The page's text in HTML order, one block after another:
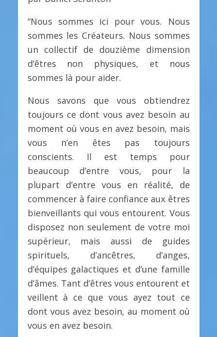
“Nous sommes ici pour vous. Nous
sommes les Créateurs. Nous sommes
un collectif de douzième dimension
d’êtres non physiques, et nous
sommes là pour aider.
Nous savons que vous obtiendrez
toujours ce dont vous avez besoin au
moment où vous en avez besoin, mais
vous n’en êtes pas toujours
conscients. Il est temps pour
beaucoup d’entre vous, pour la
plupart d’entre vous en réalité, de
commencer à faire confiance aux êtres
bienveillants qui vous entourent. Vous
disposez non seulement de votre moi
supérieur, mais aussi de guides
spirituels, d’ancêtres, d’anges,
d’équipes galactiques et d’une famille
d’âmes. Tant d’êtres vous entourent et
veillent à ce que vous ayez tout ce
dont vous avez besoin, au moment où
vous en avez besoin.